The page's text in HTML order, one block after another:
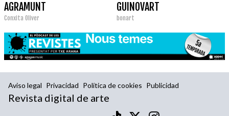
AGRAMUNT
Conxita Oliver
GUINOVART
bonart
Aviso legal Privacidad Política de cookies Publicidad
Revista digital de arte